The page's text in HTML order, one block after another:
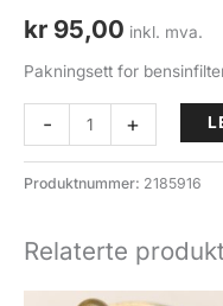
kr 95,00 inkl. mva.
Pakningsett for
-
Bensinfilter
pakningsett
GMC
+
Produktnummer: 2185916
Relaterte